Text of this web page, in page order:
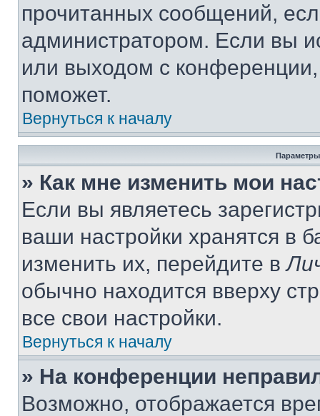
прочитанных сообщений,
администратором. Если вы
или выходом с
поможет.
Вернуться к началу
Параметры
» Как мне изменить мои
Если вы являетесь
ваши настройки хранятся в
изменить их, перейдите в
обычно находится вверху
все свои настройки.
Вернуться к началу
» На конференции
Возможно, отображается